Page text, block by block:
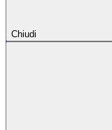
Chiudi